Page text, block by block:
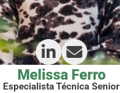
Melissa Ferro
Especialista Técnica Senior